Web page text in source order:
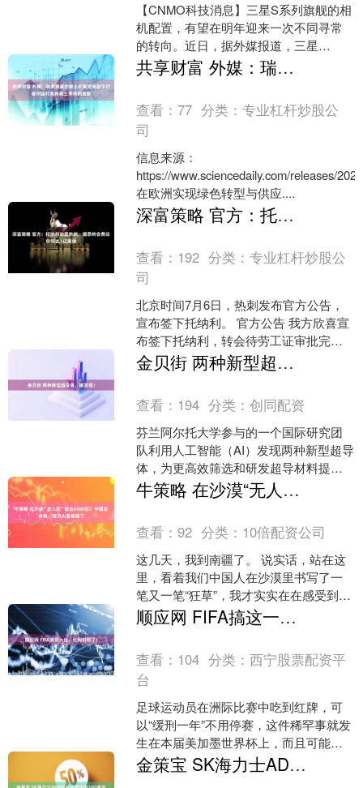
【CNMO科技消息】三星S系列旗舰的相
机配置，有望在明年迎来一次不同寻常
的转向。近日，据外媒报道，三星
Galaxy S27与S27 Plus的主摄像头或将首
次采....
共享财富 外媒：瑞典隐藏的稀土矿藏或有助于打破中国对瑞典稀土市场的垄断
查看：77 分类：专业杠杆炒股公
司
信息来源：
https://www.sciencedaily.com/releases/
在欧洲实现绿色转型与供应....
深富策略 官方：托纳利加盟热刺；据悉转会费总价可达1亿英镑
查看： 192 分类：专业杠杆炒股公
司
北京时间7月6日，热刺发布官方公告，
宣布签下托纳利。 官方公告 我方欣喜宣
布签下托纳利，转会待劳工证审批完成
后正式生效。这位26岁意大利国脚中场
从纽卡斯尔联转会....
金贝街 两种新型超导体，被发现！
查看： 194 分类：创同配资
芬兰阿尔托大学参与的一个国际研究团
队利用人工智能（AI）发现两种新型超导
体，为更高效筛选和研发超导材料提供
了新的技术路径。这一成果有助于加快
新型超导体研发进程，....
牛策略 在沙漠“无人区”凿出6000亿？中国这步棋，西方人看傻眼了
查看：92 分类： 10倍配资公司
这几天，我到南疆了。 说实话，站在这
里，看着我们中国人在沙漠里书写了一
笔又一笔“狂草”，我才实实在在感受到了
什么是人类的奇迹。 曾经，塔克拉玛干
沙漠，这片人类禁....
顺应网 FIFA搞这一出，比利时怒了！
查看： 104 分类：西宁股票配资平
台
足球运动员在洲际比赛中吃到红牌，可
以“缓刑一年”不用停赛，这件稀罕事就发
生在本届美加墨世界杯上，而且可能还
与美国总统特朗普有关系。 据美国“政客
新闻网”欧洲版（....
金策宝 SK海力士ADR预计开盘价为180美元